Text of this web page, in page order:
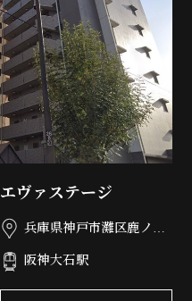
エヴァステージ
兵庫県神戸市灘区鹿ノ下
阪神大石駅